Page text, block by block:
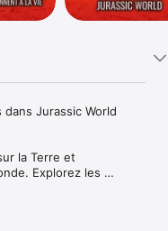
Jurassic World
la Terre et
Explorez les
!